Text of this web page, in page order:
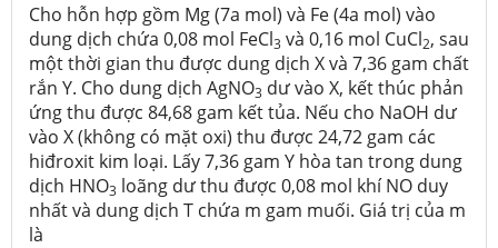
Cho hỗn hợp gồm Mg (7a mol) và Fe (4a mol) vào
dung dịch chứa 0,08 mol FeCl3 và 0,16 mol CuCl2, sau
một thời gian thu được dung dịch X và 7,36 gam chất
rắn Y. Cho dung dịch AgNO3 dư vào X, kết thúc phản
ứng thu được 84,68 gam kết tủa. Nếu cho NaOH dư
vào X (không có mặt oxi) thu được 24,72 gam các
hiđroxit kim loại. Lấy 7,36 gam Y hòa tan trong dung
dịch HNO3 loãng dư thu được 0,08 mol khí NO duy
nhất và dung dịch T chứa m gam muối. Giá trị của m
là